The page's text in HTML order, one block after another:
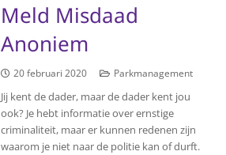
Meld Misdaad
Anoniem
20 februari 2020 Parkmanagement
Jij kent de dader, maar de dader kent jou
ook? Je hebt informatie over ernstige
criminaliteit, maar er kunnen redenen zijn
waarom je niet naar de politie kan of durft.